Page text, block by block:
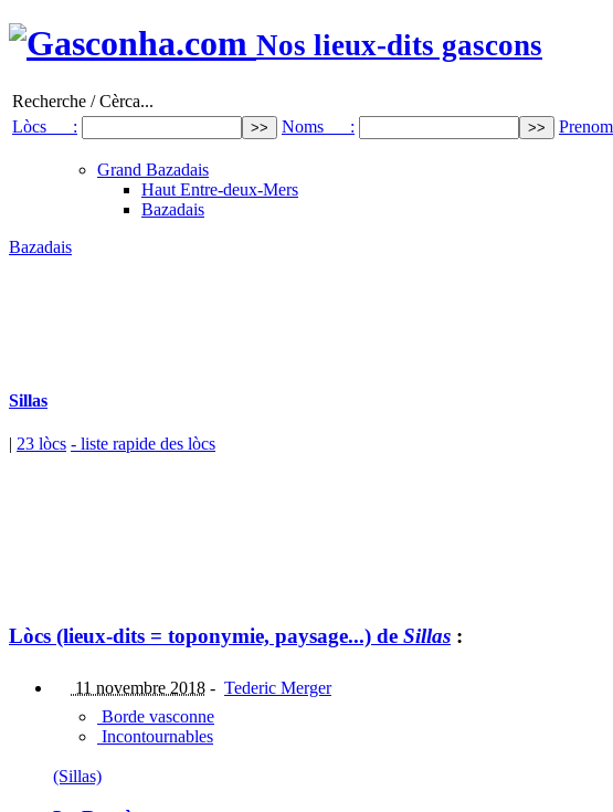
Nos lieux-dits gascons
Recherche / Cèrca...
Lòcs :
Noms :
Grand Bazadais
Haut Entre-deux-Mers
Bazadais
Bazadais
Sillas
| 23 lòcs - liste rapide des lòcs
Lòcs (lieux-dits = toponymie, paysage...) de Sillas :
11 novembre 2018 - Tederic Merger
Borde vasconne
Incontournables
(Sillas)